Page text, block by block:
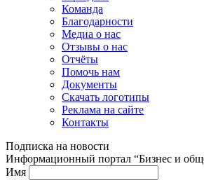
Команда
Благодарности
Медиа о нас
Отзывы о нас
Отчёты
Помочь нам
Документы
Скачать логотипы
Реклама на сайте
Контакты
Подписка на новости
Информационный портал “Бизнес и
Имя